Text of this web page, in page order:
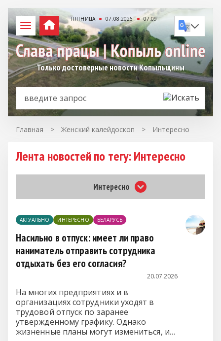
ПЯТНИЦА 07.08.2026 07:09
Только достоверные новости Копыльщины
Главная > Женский калейдоскоп > Интересно
Лента новостей по тегу: Интересно
Интересно
АКТУАЛЬНО ИНТЕРЕСНО БЕЛАРУСЬ
Насильно в отпуск: имеет ли право
наниматель отправить сотрудника
отдыхать без его согласия?
20.07.2026
На многих предприятиях и в
организациях сотрудники уходят в
трудовой отпуск по заранее
утвержденному графику. Однако
жизненные планы могут измениться, и